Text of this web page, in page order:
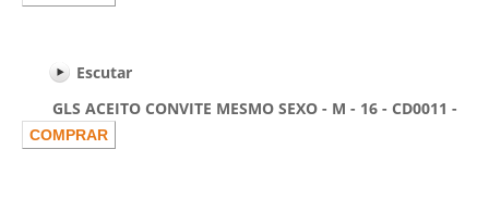
Escutar
GLS ACEITO CONVITE MESMO SEXO - M - 16 - CD0011 -